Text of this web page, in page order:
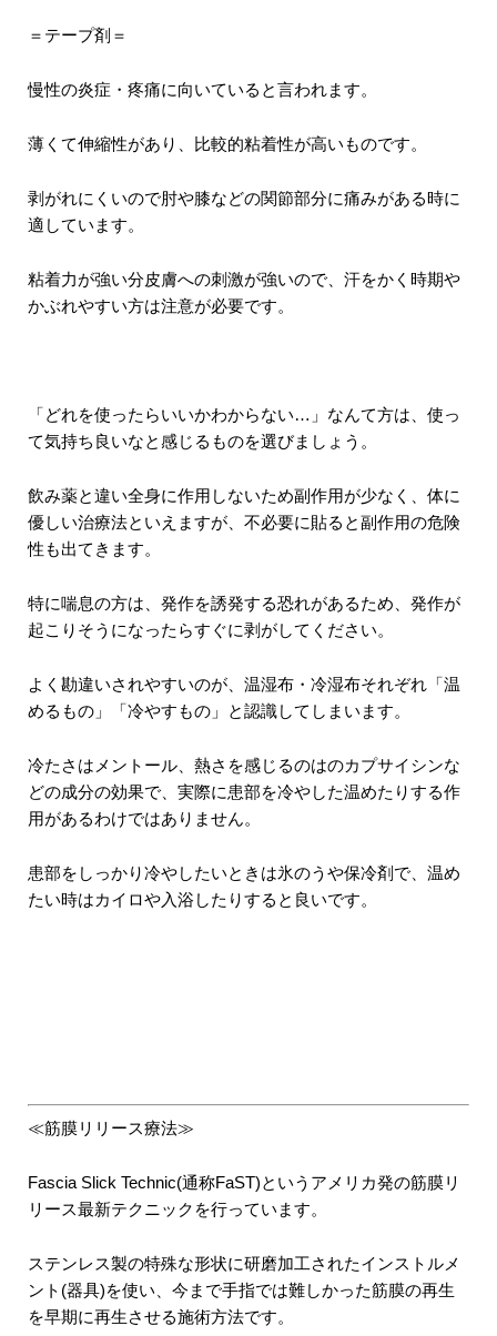
＝テープ剤＝
慢性の炎症・疼痛に向いていると言われます。
薄くて伸縮性があり、比較的粘着性が高いものです。
剥がれにくいので肘や膝などの関節部分に痛みがある時に
適しています。
粘着力が強い分皮膚への刺激が強いので、汗をかく時期や
かぶれやすい方は注意が必要です。
「どれを使ったらいいかわからない…」なんて方は、使っ
て気持ち良いなと感じるものを選びましょう。
飲み薬と違い全身に作用しないため副作用が少なく、体に
優しい治療法といえますが、不必要に貼ると副作用の危険
性も出てきます。
特に喘息の方は、発作を誘発する恐れがあるため、発作が
起こりそうになったらすぐに剥がしてください。
よく勘違いされやすいのが、温湿布・冷湿布それぞれ「温
めるもの」「冷やすもの」と認識してしまいます。
冷たさはメントール、熱さを感じるのはのカプサイシンな
どの成分の効果で、実際に患部を冷やした温めたりする作
用があるわけではありません。
患部をしっかり冷やしたいときは氷のうや保冷剤で、温め
たい時はカイロや入浴したりすると良いです。
≪筋膜リリース療法≫
Fascia Slick Technic(通称FaST)というアメリカ発の筋膜リ
リース最新テクニックを行っています。
ステンレス製の特殊な形状に研磨加工されたインストルメ
ント(器具)を使い、今まで手指では難しかった筋膜の再生
を早期に再生させる施術方法です。